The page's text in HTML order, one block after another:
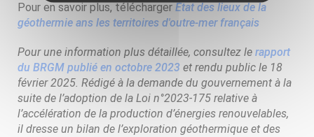
Pour en savoir plus, télécharger État des lieux de la
géothermie ans les territoires d'outre-mer français
Pour une information plus détaillée, consultez le rapport
du BRGM publié en octobre 2023 et rendu public le 18
février 2025. Rédigé à la demande du gouvernement à la
suite de l’adoption de la Loi n°2023-175 relative à
l’accélération de la production d’énergies renouvelables,
il dresse un bilan de l’exploration géothermique et des